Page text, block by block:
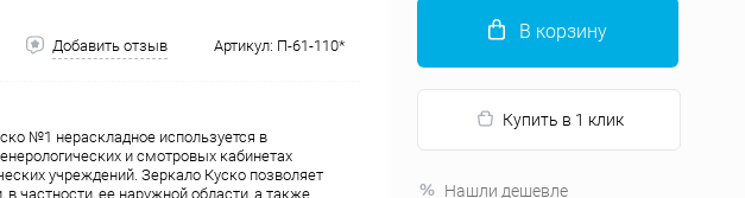
Добавить отзыв Артикул: П-61-110*
№1 нераскладное используется в
и смотровых кабинетах
учреждений. Зеркало Куско позволяет
частности, ее наружной области, а также
В корзину
Купить в 1 клик
Нашли дешевле